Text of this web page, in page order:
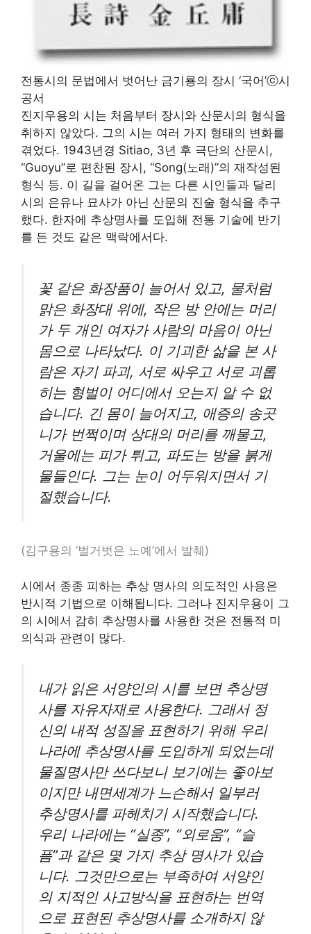
전통시의 문법에서 벗어난 금기룡의 장시 ‘국어’ⓒ시
공서
진지우용의 시는 처음부터 장시와 산문시의 형식을
취하지 않았다. 그의 시는 여러 가지 형태의 변화를
겪었다. 1943년경 Sitiao, 3년 후 극단의 산문시,
“Guoyu”로 편찬된 장시, “Song(노래)”의 재작성된
형식 등. 이 길을 걸어온 그는 다른 시인들과 달리
시의 은유나 묘사가 아닌 산문의 진술 형식을 추구
했다. 한자에 추상명사를 도입해 전통 기술에 반기
를 든 것도 같은 맥락에서다.
꽃 같은 화장품이 늘어서 있고, 물처럼
맑은 화장대 위에, 작은 방 안에는 머리
가 두 개인 여자가 사람의 마음이 아닌
몸으로 나타났다. 이 기괴한 삶을 본 사
람은 자기 파괴, 서로 싸우고 서로 괴롭
히는 형벌이 어디에서 오는지 알 수 없
습니다. 긴 몸이 늘어지고, 애증의 송곳
니가 번쩍이며 상대의 머리를 깨물고,
거울에는 피가 튀고, 파도는 방을 붉게
물들인다. 그는 눈이 어두워지면서 기
절했습니다.
(김구용의 ‘벌거벗은 노예’에서 발췌)
시에서 종종 피하는 추상 명사의 의도적인 사용은
반시적 기법으로 이해됩니다. 그러나 진지우용이 그
의 시에서 감히 추상명사를 사용한 것은 전통적 미
의식과 관련이 많다.
내가 읽은 서양인의 시를 보면 추상명
사를 자유자재로 사용한다. 그래서 정
신의 내적 성질을 표현하기 위해 우리
나라에 추상명사를 도입하게 되었는데
물질명사만 쓰다보니 보기에는 좋아보
이지만 내면세계가 느슨해서 일부러
추상명사를 파헤치기 시작했습니다.
우리 나라에는 “실종”, “외로움”, “슬
픔”과 같은 몇 가지 추상 명사가 있습
니다. 그것만으로는 부족하여 서양인
의 지적인 사고방식을 표현하는 번역
으로 표현된 추상명사를 소개하지 않